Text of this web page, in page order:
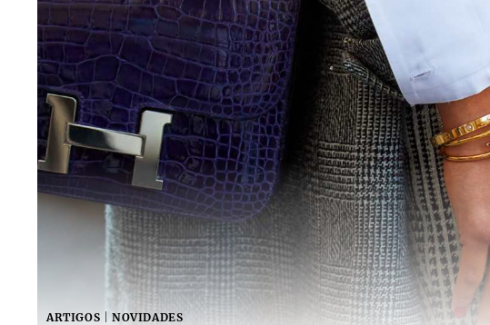
ARTIGOS NOVIDADES